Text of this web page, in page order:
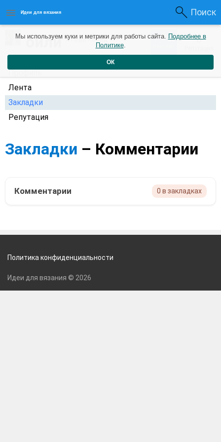
Идеи для вязания Поиск
ойли3 года назад 0 0
Профиль
Лента
Закладки
Репутация
Закладки – Комментарии
Комментарии 0 в закладках
Мы используем куки и метрики для работы сайта. Подробнее в
Политике.
ОК
Политика конфиденциальности
Идеи для вязания © 2026